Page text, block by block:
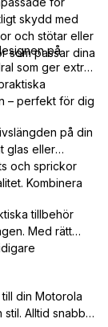
skydd med
och stötar eller
som passar dina
på
som ger extra
– perfekt för dig
på din
glas eller
och sprickor
Kombinera
tillbehör
Med rätt
din Motorola
Alltid snabb